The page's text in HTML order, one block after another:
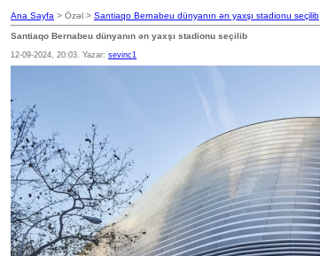
Ana Sayfa > Özəl > Santiaqo Bernabeu dünyanın ən yaxşı stadionu seçilib
Santiaqo Bernabeu dünyanın ən yaxşı stadionu seçilib
12-09-2024, 20:03. Yazar: sevinc1